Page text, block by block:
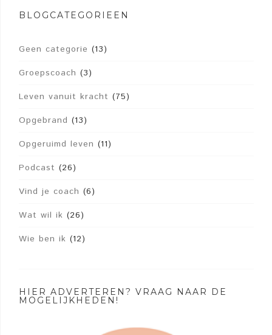
BLOGCATEGORIEËN
Geen categorie (13)
Groepscoach (3)
Leven vanuit kracht (75)
Opgebrand (13)
Opgeruimd leven (11)
Podcast (26)
Vind je coach (6)
Wat wil ik (26)
Wie ben ik (12)
HIER ADVERTEREN? VRAAG NAAR DE
MOGELIJKHEDEN!